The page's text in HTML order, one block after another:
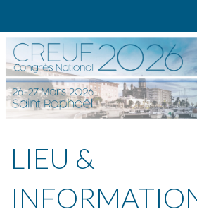
to
content
LIEU &